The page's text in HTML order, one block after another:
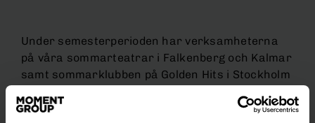
Under semesterperioden har verksamheterna
på våra sommarteatrar i Falkenberg och Kalmar
samt sommarklubben på Golden Hits i Stockholm
kryssningsbåtar och resorts och genomfört